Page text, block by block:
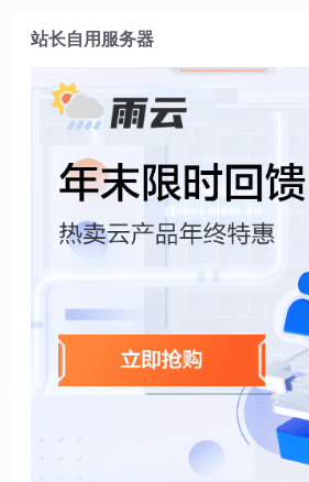
站长自用服务器